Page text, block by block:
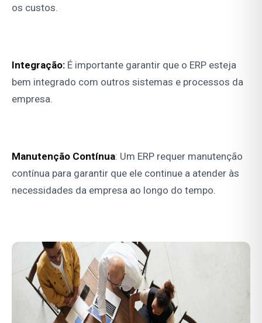
os custos.
Integração: É importante garantir que o ERP esteja
bem integrado com outros sistemas e processos da
empresa.
Manutenção Contínua: Um ERP requer manutenção
contínua para garantir que ele continue a atender às
necessidades da empresa ao longo do tempo.